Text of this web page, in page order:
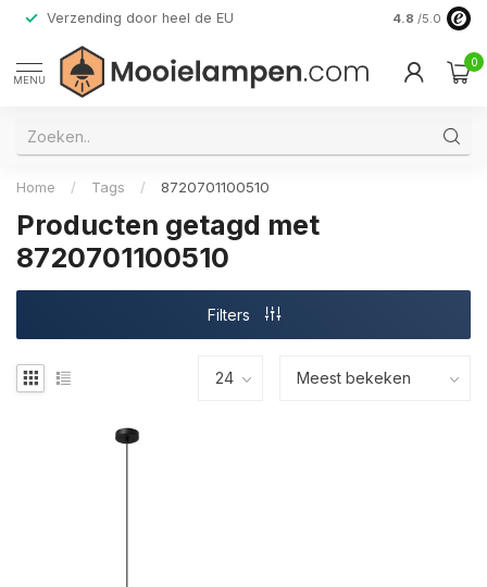
Verzending door heel de EU Alleen
4.8 /5.0
MENU
0
Home / Tags / 8720701100510
Producten getagd met
8720701100510
Filters